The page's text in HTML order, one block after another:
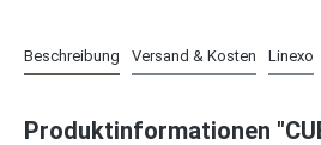
Beschreibung Versand & Kosten Linexo
Produktinformationen